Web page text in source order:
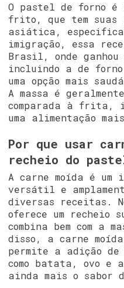
O pastel de forno é
frito, que tem
asiática,
imigração, essa
Brasil, onde
incluindo a de
uma opção mais
A massa é
comparada à frita,
uma alimentação
Por que usar
recheio do
A carne moída é um
versátil e
diversas receitas.
oferece um recheio
combina bem com a
disso, a carne
permite a adição
como batata, ovo e
ainda mais o sabor